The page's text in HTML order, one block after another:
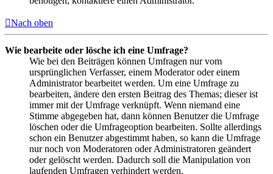
Nach oben
Wie bearbeite oder lösche ich eine Umfrage?
Wie bei den Beiträgen können Umfragen nur vom
ursprünglichen Verfasser, einem Moderator oder einem
Administrator bearbeitet werden. Um eine Umfrage zu
bearbeiten, ändere den ersten Beitrag des Themas; dieser ist
immer mit der Umfrage verknüpft. Wenn niemand eine
Stimme abgegeben hat, dann können Benutzer die Umfrage
löschen oder die Umfrageoption bearbeiten. Sollte allerdings
schon ein Benutzer abgestimmt haben, so kann die Umfrage
nur noch von Moderatoren oder Administratoren geändert
oder gelöscht werden. Dadurch soll die Manipulation von
laufenden Umfragen verhindert werden.